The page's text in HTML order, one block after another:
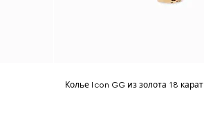
Колье Icon GG из золота 18 карат